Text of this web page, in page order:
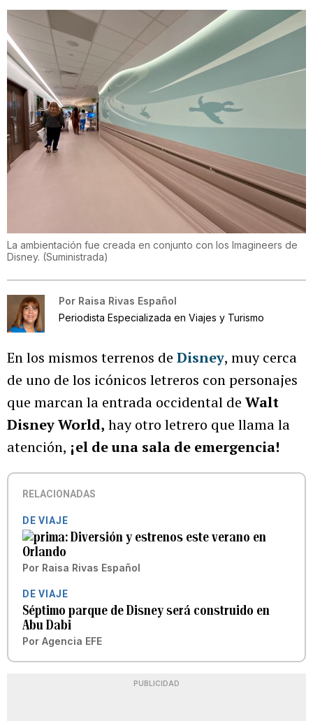
La ambientación fue creada en conjunto con los Imagineers de
Disney. (Suministrada)
Por Raisa Rivas Español
Periodista Especializada en Viajes y Turismo
En los mismos terrenos de Disney, muy cerca
de uno de los icónicos letreros con personajes
que marcan la entrada occidental de Walt
Disney World, hay otro letrero que llama la
atención, ¡el de una sala de emergencia!
RELACIONADAS
DE VIAJE
Diversión y estrenos este verano en
Orlando
Por Raisa Rivas Español
DE VIAJE
Séptimo parque de Disney será construido en
Abu Dabi
Por Agencia EFE
PUBLICIDAD